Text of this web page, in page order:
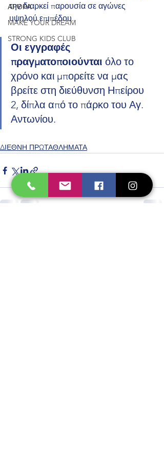
ΑΡΘΡΑ
MAKE YOUR DREAM
STRONG KIDS CLUB
την διαρκεί παρουσία σε αγώνες
υψηλού επιπέδου.
Οι εγγραφές
πραγματοποιούνται όλο το
χρόνο και μπορείτε να μας
βρείτε στη διεύθυνση Ηπείρου
2, δίπλα από το πάρκο του Αγ.
Αντωνίου.
ΔΙΕΘΝΗ ΠΡΩΤΑΘΛΗΜΑΤΑ